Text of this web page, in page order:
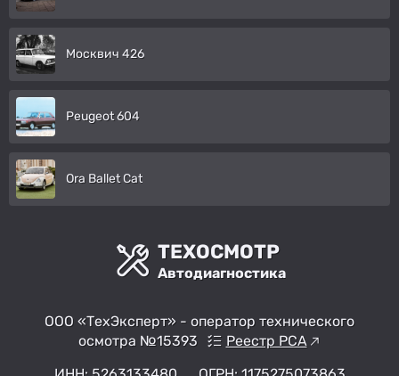
Москвич 426
Peugeot 604
Ora Ballet Cat
ТЕХОСМОТР
Автодиагностика
ООО «ТехЭксперт» - оператор технического
осмотра №15393
Реестр РСА